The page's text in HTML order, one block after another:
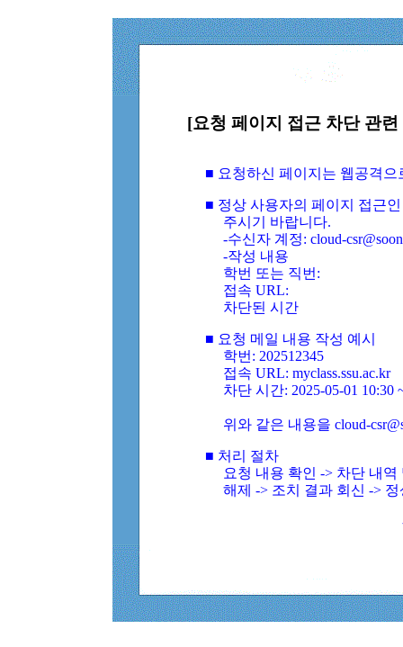
[요청 페이지 접근 차단 관
■ 요청하신 페이지는 웹공격
■ 정상 사용자의 페이지 접근
주시기 바랍니다.
-수신자 계정: cloud-
-작성 내용
학번 또는 직번:
접속 URL:
차단된 시간
■ 요청 메일 내용 작성 예시
학번: 202512345
접속 URL: myclass.ssu.ac.kr
차단 시간: 2025-05-01 10:30
위와 같은 내용을 cloud-
■ 처리 절차
요청 내용 확인 -> 차단 내
해제 -> 조치 결과 회신 ->